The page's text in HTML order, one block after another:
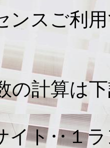
ンスご利
の計算は
イト‥１